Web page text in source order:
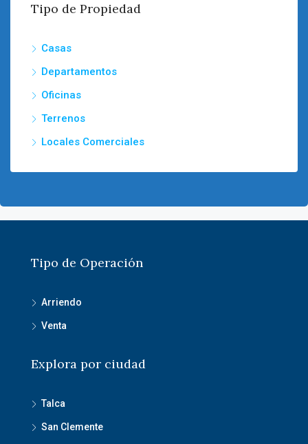
Tipo de Propiedad
Casas
Departamentos
Oficinas
Terrenos
Locales Comerciales
Tipo de Operación
Arriendo
Venta
Explora por ciudad
Talca
San Clemente